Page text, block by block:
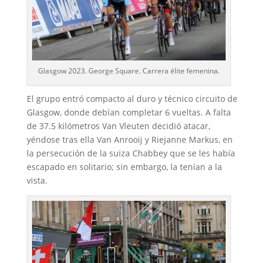
Glasgow 2023. George Square. Carrera élite femenina.
El grupo entró compacto al duro y técnico circuito de
Glasgow, donde debían completar 6 vueltas. A falta
de 37.5 kilómetros Van Vleuten decidió atacar,
yéndose tras ella Van Anrooij y Riejanne Markus, en
la persecución de la suiza Chabbey que se les había
escapado en solitario; sin embargo, la tenían a la
vista.